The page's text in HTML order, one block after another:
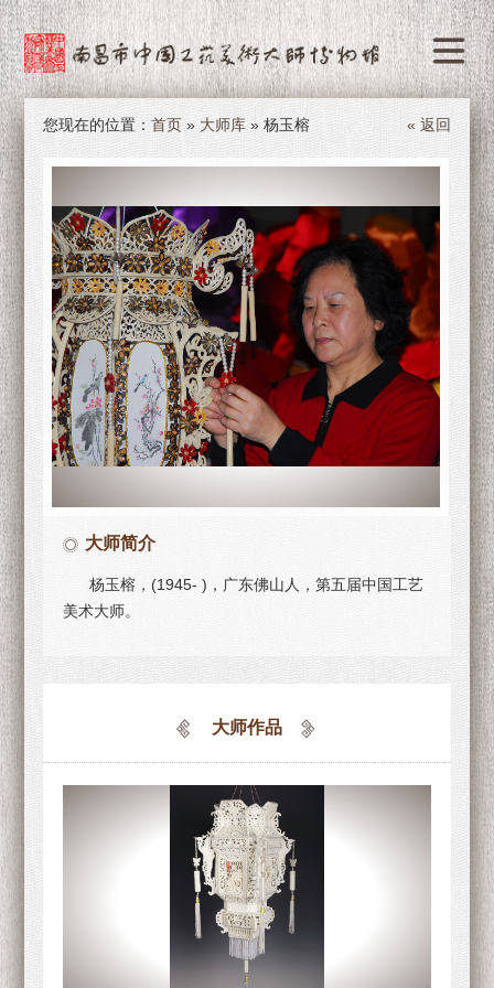
您现在的位置： 首页» 大师库» 杨玉榕 « 返回
大师简介
杨玉榕，(1945- )，广东佛山人，第五届中国工艺
美术大师。
大师作品